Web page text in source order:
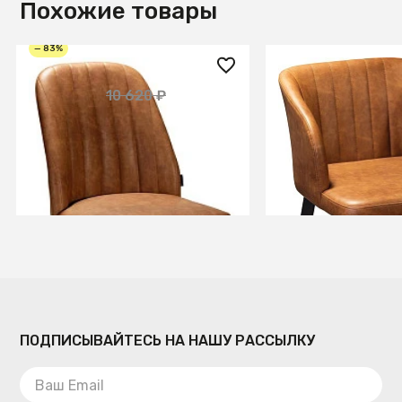
Похожие товары
— 83%
1 800 ₽
10 620 ₽
Стул Loft Браун
СООБЩИТЬ О ПОСТУПЛЕНИИ
Временно отсутствует
1 800 ₽
Полукресло
СООБЩИТЬ О
Временно
ПОДПИСЫВАЙТЕСЬ НА НАШУ РАССЫЛКУ